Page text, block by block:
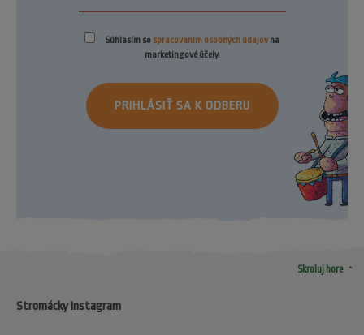
Súhlasím so spracovaním osobných údajovna
marketingové účely.
PRIHLÁSIŤ SA K ODBERU
Skroluj hore arrow_drop_up
Stromácky Instagram